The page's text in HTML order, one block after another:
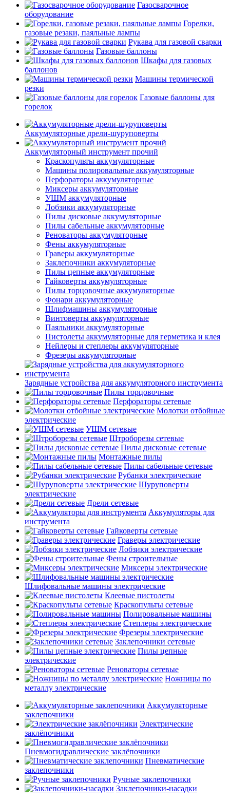
Газосварочное
оборудование
Горелки,
газовые резаки, паяльные лампы
Рукава для газовой сварки
Газовые баллоны
Шкафы для газовых
баллонов
Машины термической
резки
Газовые баллоны для
горелок
Аккумуляторные дрели-шуруповерты
Аккумуляторный инструмент прочий
Краскопульты аккумуляторные
Машины полировальные аккумуляторные
Перфораторы аккумуляторные
Миксеры аккумуляторные
УШМ аккумуляторные
Лобзики аккумуляторные
Пилы дисковые аккумуляторные
Пилы сабельные аккумуляторные
Реноваторы аккумуляторные
Фены аккумуляторные
Граверы аккумуляторные
Заклепочники аккумуляторные
Пилы цепные аккумуляторные
Гайковерты аккумуляторные
Пилы торцовочные аккумуляторные
Фонари аккумуляторные
Шлифмашины аккумуляторные
Винтоверты аккумуляторные
Паяльники аккумуляторные
Пистолеты аккумуляторные для герметика и клея
Нейлеры и степлеры аккумуляторные
Фрезеры аккумуляторные
Зарядные устройства для аккумуляторного инструмента
Пилы торцовочные
Перфораторы сетевые
Молотки отбойные
электрические
УШМ сетевые
Штроборезы сетевые
Пилы дисковые сетевые
Монтажные пилы
Пилы сабельные сетевые
Рубанки электрические
Шуруповерты
электрические
Дрели сетевые
Аккумуляторы для
инструмента
Гайковерты сетевые
Граверы электрические
Лобзики электрические
Фены строительные
Миксеры электрические
Шлифовальные машины электрические
Клеевые пистолеты
Краскопульты сетевые
Полировальные машины
Степлеры электрические
Фрезеры электрические
Заклепочники сетевые
Пилы цепные
электрические
Реноваторы сетевые
Ножницы по
металлу электрические
Аккумуляторные
заклепочники
Электрические
заклёпочники
Пневмогидравлические заклёпочники
Пневматические
заклепочники
Ручные заклепочники
Заклепочники-насадки